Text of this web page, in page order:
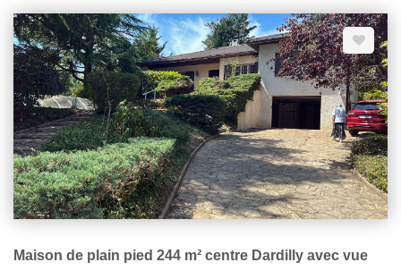
Maison de plain pied 244 m² centre Dardilly avec vue